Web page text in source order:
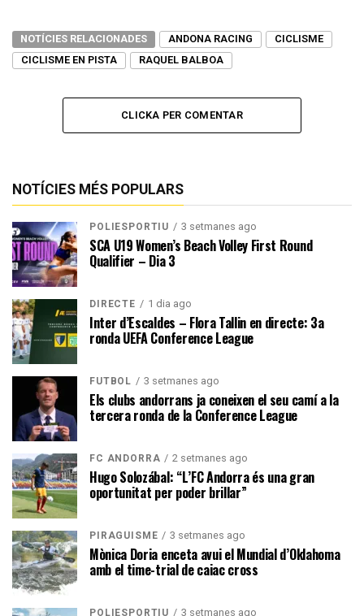
NOTÍCIES RELACIONADES ANDONA RACING
CICLISME
CICLISME EN PISTA
RAQUEL BALBOA
CLICKA PER COMENTAR
NOTÍCIES MÉS POPULARS
POLIESPORTIU 3 setmanes ago
SCA U19 Women’s Beach Volley First Round
Qualifier – Dia 3
DIRECTE 1 dia ago
Inter d’Escaldes – Flora Tallin en directe: 3a
ronda UEFA Conference League
FUTBOL 3 setmanes ago
Els clubs andorrans ja coneixen el seu camí a la
tercera ronda de la Conference League
FC ANDORRA 2 setmanes ago
Hugo Solozábal: “L’FC Andorra és una gran
oportunitat per poder brillar”
PIRAGÜISME 3 setmanes ago
Mònica Doria enceta avui el Mundial d’Oklahoma
amb el time-trial de caiac cross
POLIESPORTIU 3 setmanes ago